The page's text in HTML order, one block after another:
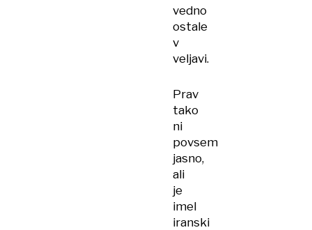
vedno
ostale
v
veljavi.
Prav
tako
ni
povsem
jasno,
ali
je
imel
iranski